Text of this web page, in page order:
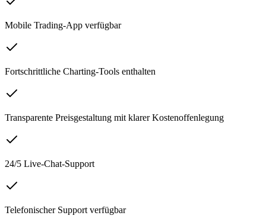
Mobile Trading-App verfügbar
Fortschrittliche Charting-Tools enthalten
Transparente Preisgestaltung mit klarer Kostenoffenlegung
24/5 Live-Chat-Support
Telefonischer Support verfügbar